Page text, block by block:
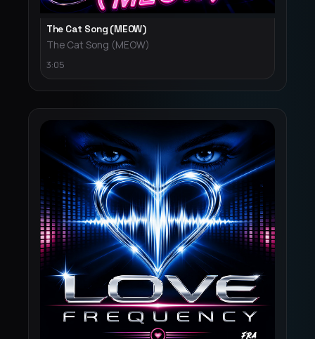
The Cat Song (MEOW)
The Cat Song (MEOW)
3:05